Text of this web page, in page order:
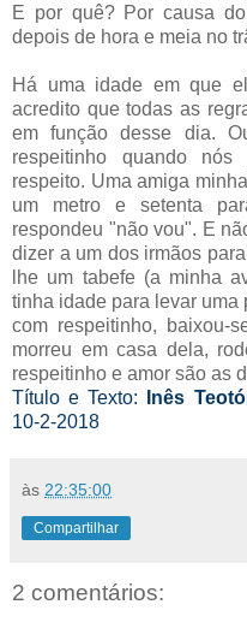
E por quê? Por causa
depois de hora e meia no
Há uma idade em que
acredito que todas as
em função desse dia.
respeitinho quando
respeito. Uma amiga
um metro e setenta
respondeu "não vou". E
dizer a um dos irmãos
lhe um tabefe (a minha
tinha idade para levar uma
com respeitinho,
morreu em casa dela,
respeitinho e amor são as
Título e Texto:
Inês
10-2-2018
às 22:35:00
Compartilhar
2 comentários: